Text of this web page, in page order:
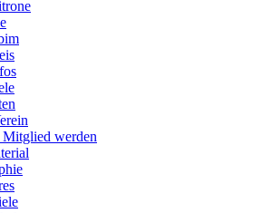
Mitglied werden